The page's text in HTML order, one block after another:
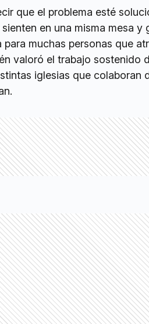
que el problema esté
en una misma mesa y
para muchas personas que
valoró el trabajo sostenido
iglesias que colaboran